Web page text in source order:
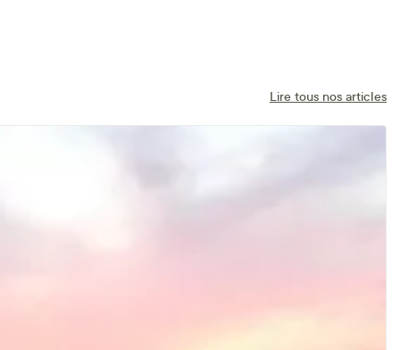
Lire tous nos articles